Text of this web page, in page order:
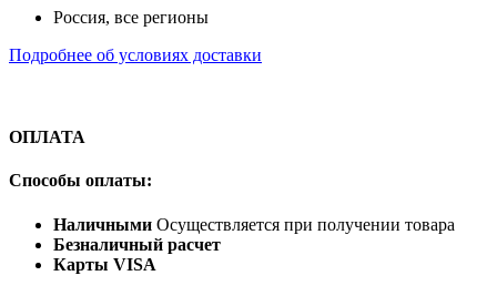
Россия, все регионы
Подробнее об условиях доставки
ОПЛАТА
Способы оплаты:
Наличными Осуществляется при получении товара
Безналичный расчет
Карты VISA